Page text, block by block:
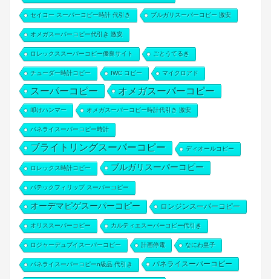
セイコー スーパーコピー時計 代引き ブルガリスーパーコピー 激安
オメガスーパーコピー代引き 激安
ロレックススーパーコピー優良サイト ごとうてるき
チューダー時計コピー IWC コピー マイクロアド
スーパーコピー オメガスーパーコピー
叩けハンマー オメガスーパーコピー時計代引き 激安
パネライスーパーコピー時計
ブライトリングスーパーコピー ディオールコピー
ロレックス時計コピー ブルガリスーパーコピー
パテックフィリップ スーパーコピー
オーデマピゲスーパーコピー ロンジンスーパーコピー
オリススーパーコピー カルティエスーパーコピー代引き
ロジャーデュブイスーパーコピー 計画停電 なにわ皇子
パネライスーパーコピーn級品 代引き パネライスーパーコピー